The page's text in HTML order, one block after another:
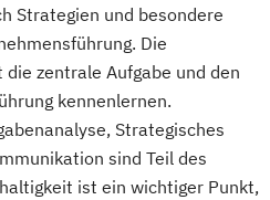
Strategien und besondere
Die
zentrale Aufgabe und den
kennenlernen.
Strategisches
sind Teil des
ist ein wichtiger Punkt,